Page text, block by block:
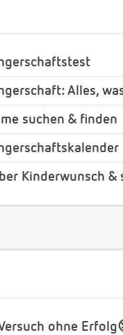
Alles,
suchen & finden
Kinderwunsch &
ohne